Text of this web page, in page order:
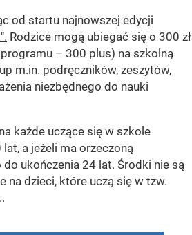
od startu najnowszej edycji
Rodzice mogą ubiegać się o 300 zł
– 300 plus) na szkolną
m.in. podręczników, zeszytów,
niezbędnego do nauki
każde uczące się w szkole
a jeżeli ma orzeczoną
do ukończenia 24 lat. Środki nie są
na dzieci, które uczą się w tzw.